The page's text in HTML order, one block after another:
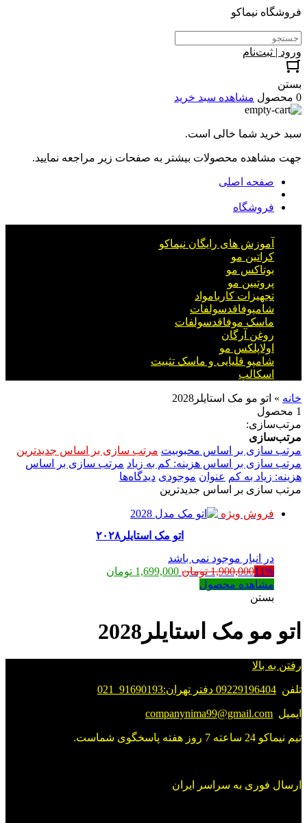
فروشگاه نیماکو
ورود | ثبت‌نام
بستن
0 محصول
مشاهده سبد خرید
سبد خرید شما خالی است.
جهت مشاهده محصولات بیشتر به صفحات زیر مراجعه نمایید.
صفحه اصلی
فروشگاه
آموزش های رایگان نیماکو
کراتین مو
بوتاکس مو
پروتیین مو
تجهیزات کاربامواد
شامپوفاقدسولفات
ماسک موفاقدسولفات
روغن آرگان
اولاپلکس مو
شامپو قلیایی و ماسک تثبیت
اسکالپ
خانه » اتو مو مک استایلر2028
1 محصول
مرتب‌سازی:
مرتب‌سازی
مرتب سازی بر اساس محبوبیت مرتب سازی بر اساس جدیدترین
مرتب سازی بر اساس هزینه: کم به زیاد مرتب سازی بر اساس
هزینه: زیاد به کم عنوان موجودی دیدگاه‌ها
مرتب سازی بر اساس جدیدترین
فروش ویژه
اتو مک استایلر۲۰۲۸
در انبار موجود نمی باشد
11%
1,900,000 تومان قیمت
1,699,000 تومان
مشاهده محصول
بستن
اتو مو مک استایلر2028
رفتن به بالا
تلفن 09229196404 دفتر تهران:91690193_021
ایمیل companynima99@gmail.com
تیم نیماکو 24 ساعته 7 روز هفته پاسخگوی شماست.
ارسال فوری به سراسر ایران